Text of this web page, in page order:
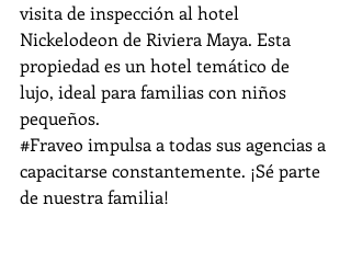
visita de inspección al hotel
Nickelodeon de Riviera Maya. Esta
propiedad es un hotel temático de
lujo, ideal para familias con niños
pequeños.
#Fraveo impulsa a todas sus agencias a
capacitarse constantemente. ¡Sé parte
de nuestra familia!